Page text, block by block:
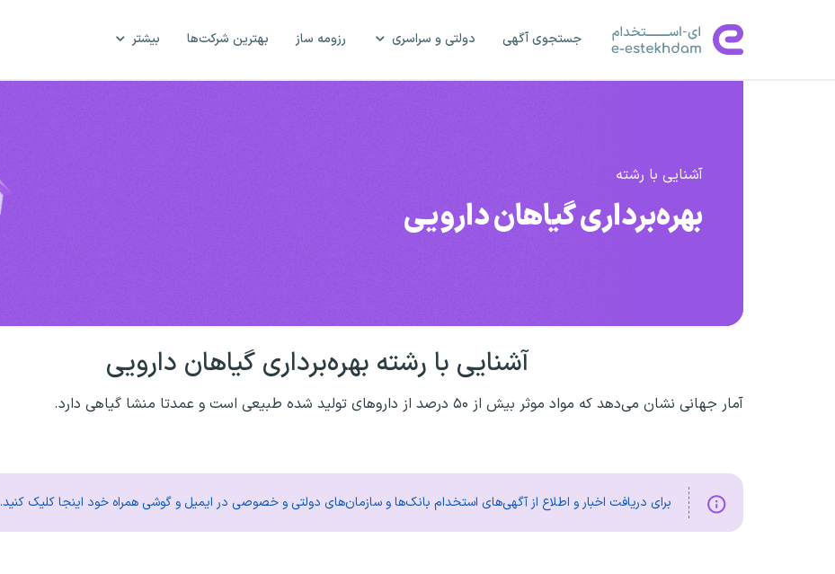
جستجوی آگهی دولتی و سراسری رزومه ساز بهترین شرکت‌ها بیشتر
آشنایی با رشته
بهره‌برداری گیاهان دارویی
آشنایی با رشته بهره‌برداری گیاهان دارویی
آمار جهانی نشان می‌دهد که مواد موثر بیش از ۵۰ درصد از داروهای تولید شده طبیعی است و عمدتا منشا گیاهی دارد.
برای دریافت اخبار و اطلاع از آگهی‌های استخدام بانک‌ها و سازمان‌های دولتی و خصوصی در ایمیل و گوشی همراه خود اینجا کلیک کنید.